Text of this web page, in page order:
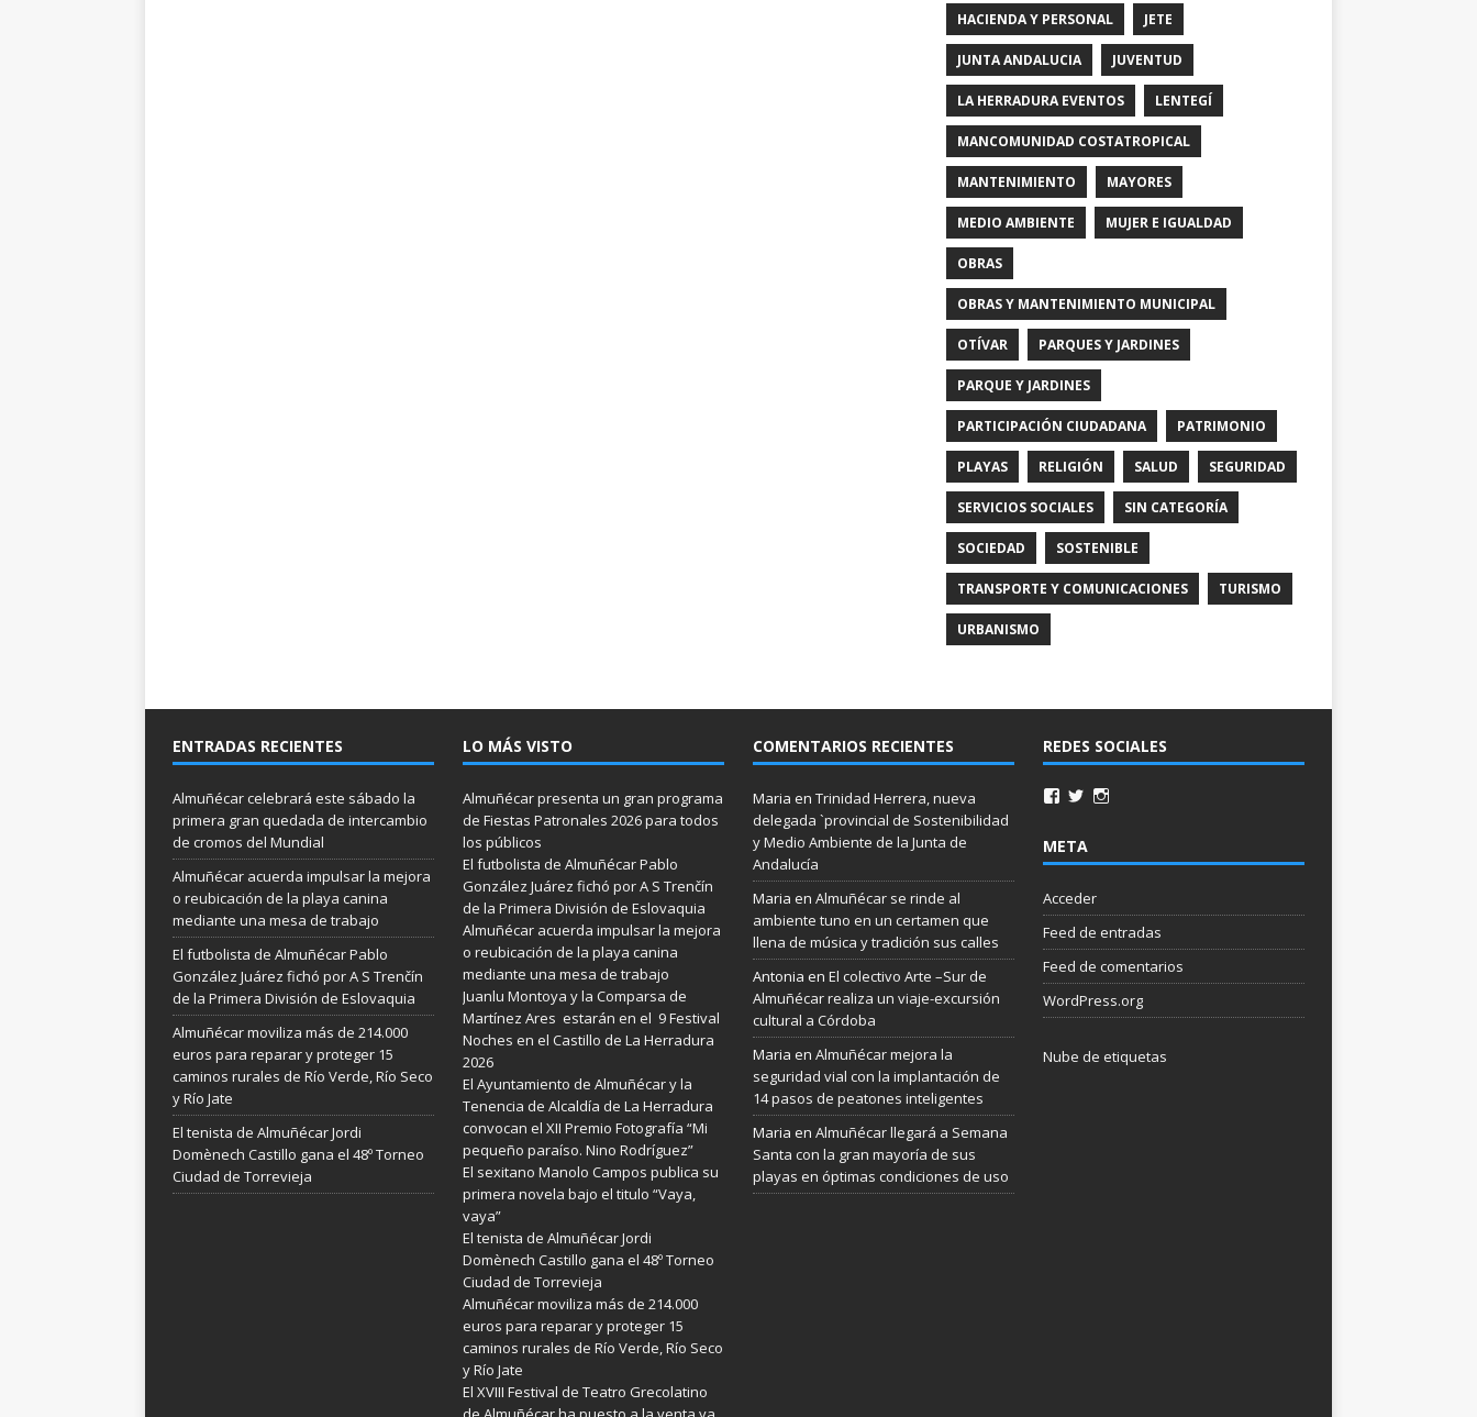
HACIENDA Y PERSONAL JETE
JUNTA ANDALUCIA JUVENTUD
LA HERRADURA EVENTOS LENTEGÍ
MANCOMUNIDAD COSTATROPICAL
MANTENIMIENTO MAYORES
MEDIO AMBIENTE MUJER E IGUALDAD
OBRAS
OBRAS Y MANTENIMIENTO MUNICIPAL
OTÍVAR PARQUES Y JARDINES
PARQUE Y JARDINES
PARTICIPACIÓN CIUDADANA PATRIMONIO
PLAYAS RELIGIÓN SALUD SEGURIDAD
SERVICIOS SOCIALES SIN CATEGORÍA
SOCIEDAD SOSTENIBLE
TRANSPORTE Y COMUNICACIONES TURISMO
URBANISMO
ENTRADAS RECIENTES
Almuñécar celebrará este sábado la
primera gran quedada de intercambio
de cromos del Mundial
Almuñécar acuerda impulsar la mejora
o reubicación de la playa canina
mediante una mesa de trabajo
El futbolista de Almuñécar Pablo
González Juárez fichó por A S Trenčín
de la Primera División de Eslovaquia
Almuñécar moviliza más de 214.000
euros para reparar y proteger 15
caminos rurales de Río Verde, Río Seco
y Río Jate
El tenista de Almuñécar Jordi
Domènech Castillo gana el 48º Torneo
Ciudad de Torrevieja
LO MÁS VISTO
Almuñécar presenta un gran programa
de Fiestas Patronales 2026 para todos
los públicos
El futbolista de Almuñécar Pablo
González Juárez fichó por A S Trenčín
de la Primera División de Eslovaquia
Almuñécar acuerda impulsar la mejora
o reubicación de la playa canina
mediante una mesa de trabajo
Juanlu Montoya y la Comparsa de
Martínez Ares estarán en el 9 Festival
Noches en el Castillo de La Herradura
2026
El Ayuntamiento de Almuñécar y la
Tenencia de Alcaldía de La Herradura
convocan el XII Premio Fotografía “Mi
pequeño paraíso. Nino Rodríguez”
El sexitano Manolo Campos publica su
primera novela bajo el titulo “Vaya,
vaya”
El tenista de Almuñécar Jordi
Domènech Castillo gana el 48º Torneo
Ciudad de Torrevieja
Almuñécar moviliza más de 214.000
euros para reparar y proteger 15
caminos rurales de Río Verde, Río Seco
y Río Jate
El XVIII Festival de Teatro Grecolatino
COMENTARIOS RECIENTES
Maria en Trinidad Herrera, nueva
delegada `provincial de Sostenibilidad
y Medio Ambiente de la Junta de
Andalucía
Maria en Almuñécar se rinde al
ambiente tuno en un certamen que
llena de música y tradición sus calles
Antonia en El colectivo Arte –Sur de
Almuñécar realiza un viaje-excursión
cultural a Córdoba
Maria en Almuñécar mejora la
seguridad vial con la implantación de
14 pasos de peatones inteligentes
Maria en Almuñécar llegará a Semana
Santa con la gran mayoría de sus
playas en óptimas condiciones de uso
REDES SOCIALES
META
Acceder
Feed de entradas
Feed de comentarios
WordPress.org
Nube de etiquetas